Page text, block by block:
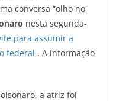
conversa “olho no
nesta segunda-
para assumir a
federal . A informação
a atriz foi